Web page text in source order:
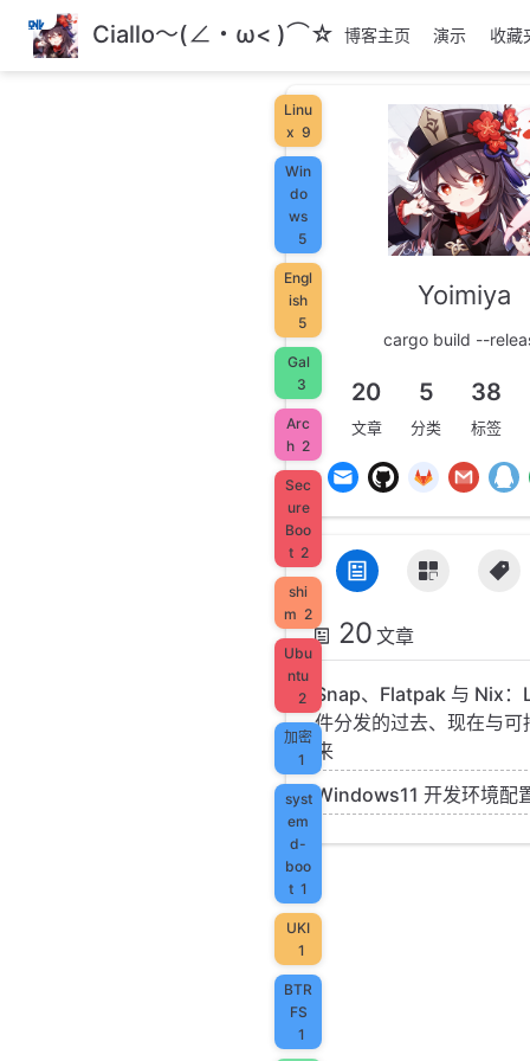
跳
至
主
Ciallo～(∠・ω< )⌒☆ 博客主页 演示 收藏
Linu
x 9
Win
do
ws
5
Engl
ish
5
Gal
3
Arc
h 2
Sec
ure
Boo
t 2
shi
m 2
Ubu
ntu
2
加密
1
syst
em
d-
boo
t 1
UKI
1
BTR
FS
1
Yoimiya
cargo build --
20
文章
5
分类
38
标签
20 文章
Snap、Flatpak 与 Nix
件分发的过去、现在与可
来
Windows11 开发环境配